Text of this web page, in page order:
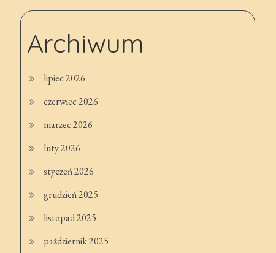
Archiwum
lipiec 2026
czerwiec 2026
marzec 2026
luty 2026
styczeń 2026
grudzień 2025
listopad 2025
październik 2025